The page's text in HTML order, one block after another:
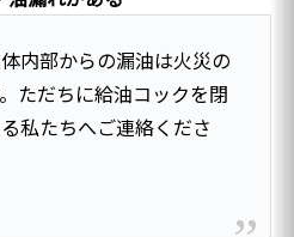
内部からの漏油は火災の
ただちに給油コックを閉
私たちへご連絡くださ